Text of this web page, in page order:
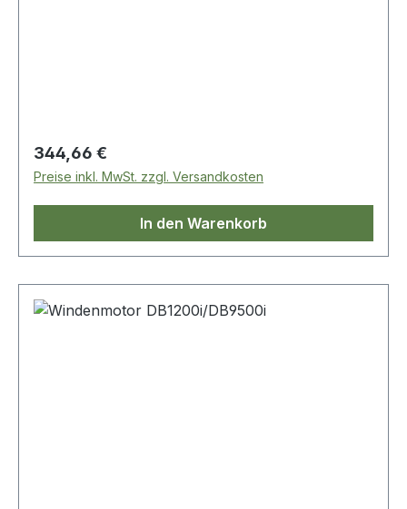
Regulärer Preis:
344,66 €
Preise inkl. MwSt. zzgl. Versandkosten
In den Warenkorb